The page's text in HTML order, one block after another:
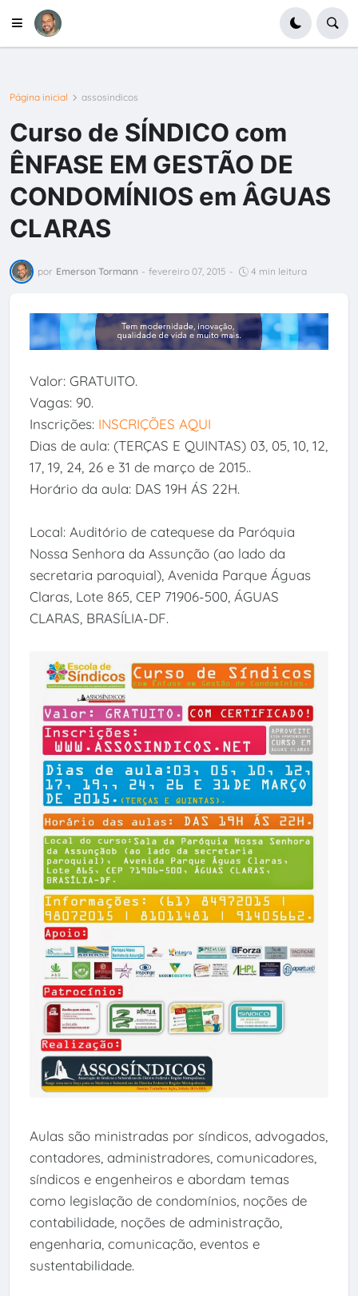
Página inicial assosindicos
Curso de SÍNDICO com
ÊNFASE EM GESTÃO DE
CONDOMÍNIOS em ÂGUAS
CLARAS
por Emerson Tormann - fevereiro 07, 2015 - 4 min leitura
Valor: GRATUITO.
Vagas: 90.
Inscrições: INSCRIÇÕES AQUI
Dias de aula: (TERÇAS E QUINTAS) 03, 05, 10, 12,
17, 19, 24, 26 e 31 de março de 2015..
Horário da aula: DAS 19H ÁS 22H.
Local: Auditório de catequese da Paróquia
Nossa Senhora da Assunção (ao lado da
secretaria paroquial), Avenida Parque Águas
Claras, Lote 865, CEP 71906-500, ÁGUAS
CLARAS, BRASÍLIA-DF.
Aulas são ministradas por síndicos, advogados,
contadores, administradores, comunicadores,
síndicos e engenheiros e abordam temas
como legislação de condomínios, noções de
contabilidade, noções de administração,
engenharia, comunicação, eventos e
sustentabilidade.